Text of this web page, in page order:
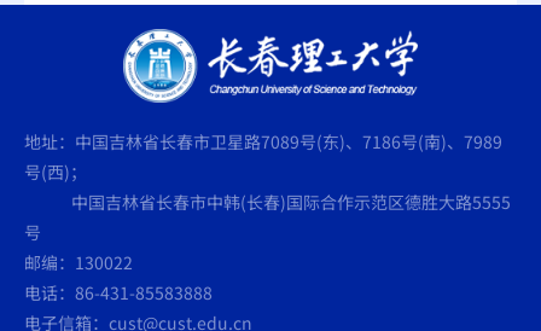
地址：中国吉林省长春市卫星路7089号(东)、7186号(南)、7989
号(西)；
中国吉林省长春市中韩(长春)国际合作示范区德胜大路5555
号
邮编：130022
电话：86-431-85583888
电子信箱：cust@cust.edu.cn